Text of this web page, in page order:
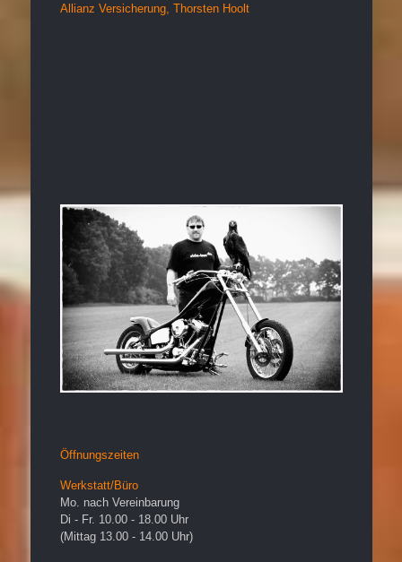
Allianz Versicherung, Thorsten Hoolt
Öffnungszeiten
Werkstatt/Büro
Mo. nach Vereinbarung
Di - Fr. 10.00 - 18.00 Uhr
(Mittag 13.00 - 14.00 Uhr)